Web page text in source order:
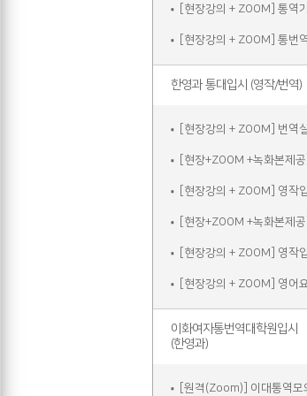
[현장강의 + ZOOM] 통번
한영과 통대입시 (영작/번역)
[현장강의 + ZOOM] 영작
이화여자통번역대학원입시
(한영과)